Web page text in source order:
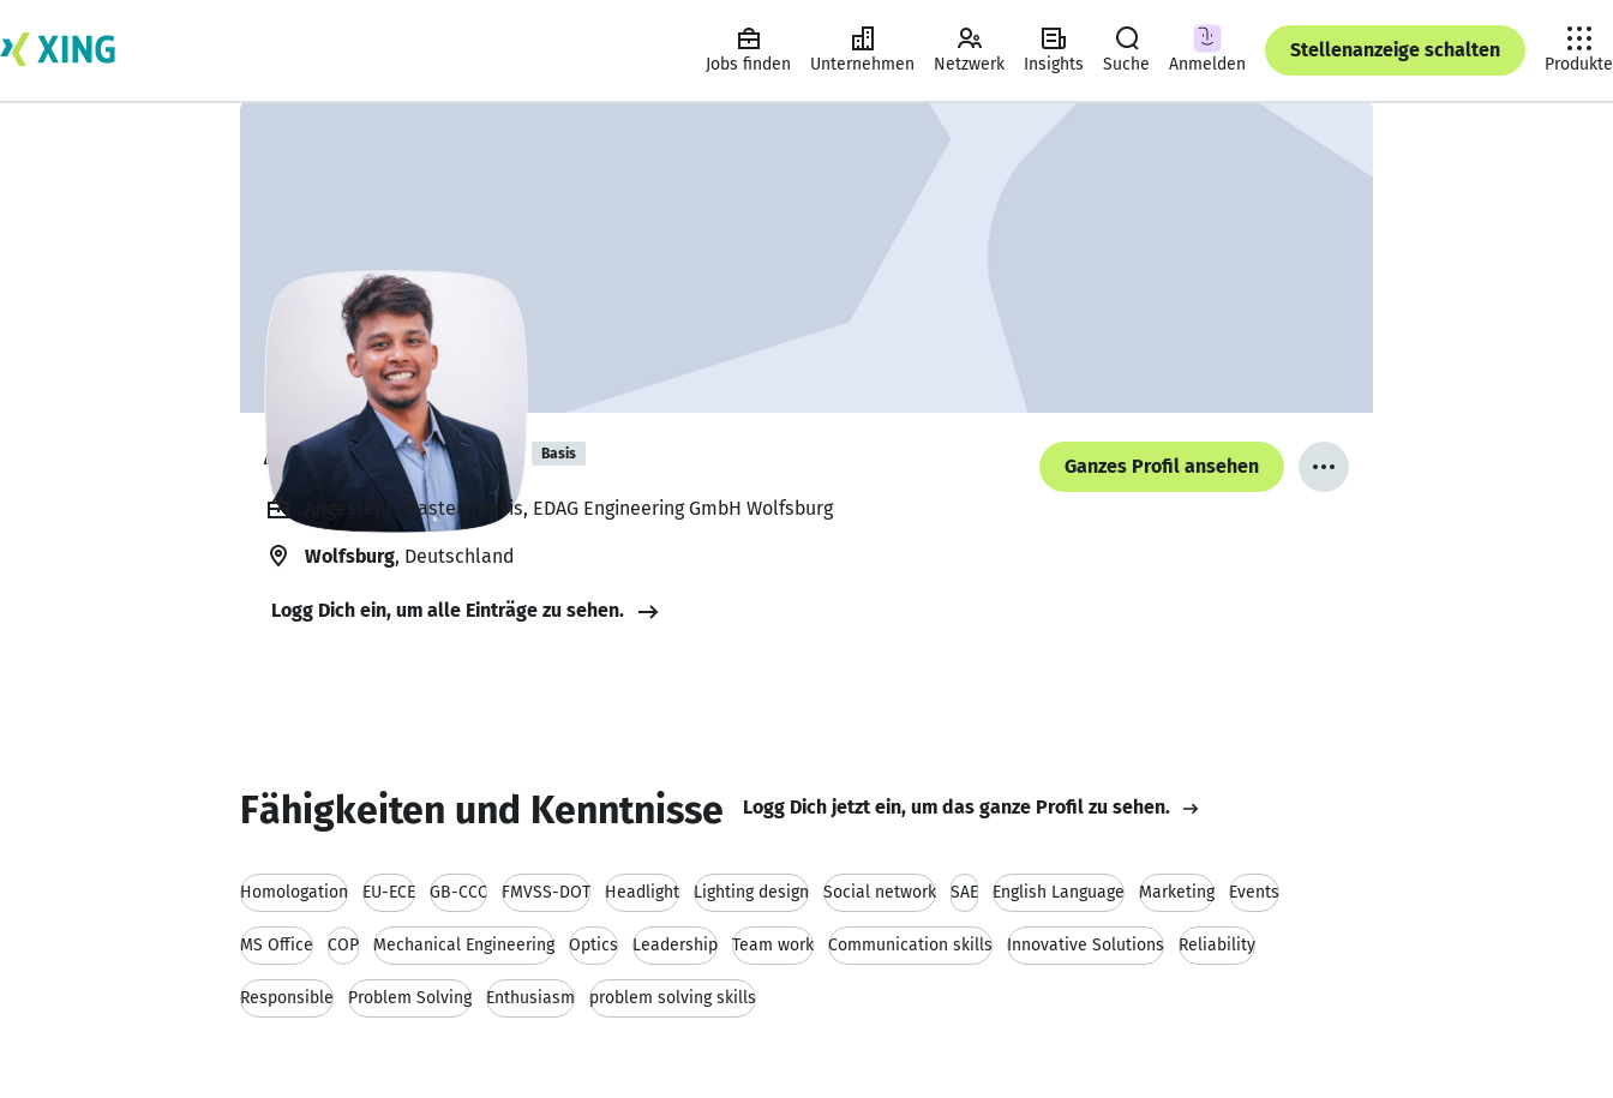
Jobs finden Unternehmen Netzwerk Insights Suche Anmelden
Stellenanzeige schalten
Produkte
Achith Devanand Basis
Ganzes Profil ansehen
Angestellt, Master Thesis, EDAG Engineering GmbH Wolfsburg
Wolfsburg, Deutschland
Logg Dich ein, um alle Einträge zu sehen.
Fähigkeiten und Kenntnisse Logg Dich jetzt ein, um das ganze Profil zu sehen.
Homologation EU-ECE GB-CCC FMVSS-DOT Headlight Lighting design Social network SAE English Language Marketing Events
MS Office COP Mechanical Engineering Optics Leadership Team work Communication skills Innovative Solutions Reliability
Responsible Problem Solving Enthusiasm problem solving skills